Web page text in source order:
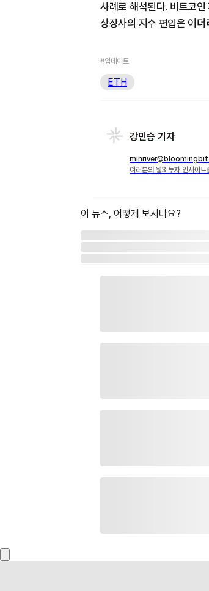
사례로 해석된다. 비트코
상장사의 지수 편입은 이
#업데이트
ETH
강민승 기자
여러분의 웹3 투자 인사이
이 뉴스, 어떻게 보시나요?